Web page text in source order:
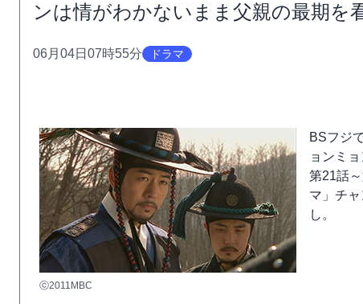
ンは情がわかないまま父親の最期を
06月04日07時55分 ドラマ
ⓒ2011MBC
BSフジ
ョンミ
第21話
マ」チ
し。